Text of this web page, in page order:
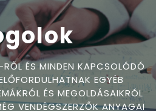
ÉS MINDEN KAPCSOLÓDÓ
EGYÉB
ÉS MEGOLDÁSAIKRÓL
VENDÉGSZERZŐK ANYAGAI